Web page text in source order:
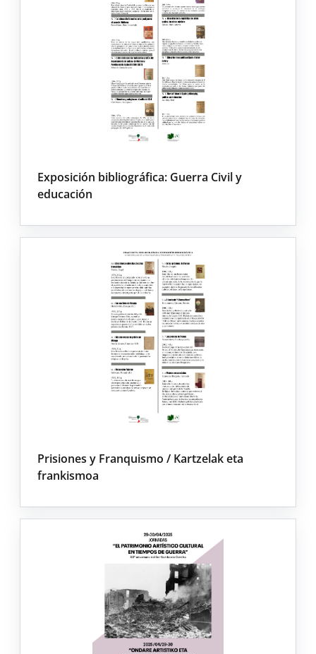
Exposición bibliográfica: Guerra Civil y
educación
Prisiones y Franquismo / Kartzelak eta
frankismoa